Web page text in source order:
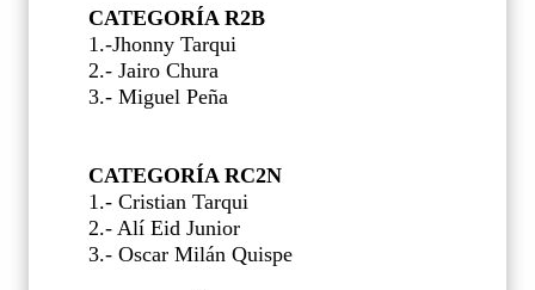
CATEGORÍA R2B
1.-Jhonny Tarqui
2.- Jairo Chura
3.- Miguel Peña
CATEGORÍA RC2N
1.- Cristian Tarqui
2.- Alí Eid Junior
3.- Oscar Milán Quispe